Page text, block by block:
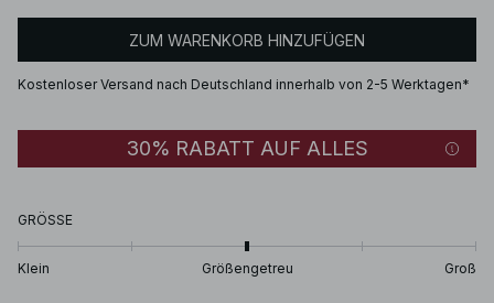
ZUM WARENKORB HINZUFÜGEN
Kostenloser Versand nach Deutschland innerhalb von 2-5 Werktagen*
30% RABATT AUF ALLES
GRÖSSE
Klein Größengetreu Groß